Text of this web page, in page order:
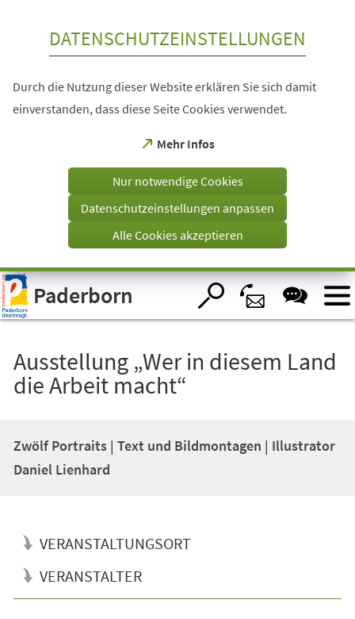
Visuelle
Assistenzsoftware
öffnen.
DATENSCHUTZEINSTELLUNGEN
Durch die Nutzung dieser Website erklären Sie sich damit
einverstanden, dass diese Seite Cookies verwendet.
Mehr Infos
(Öffnet
einem
Tab)
Nur notwendige Cookies
Datenschutzeinstellungen anpassen
Alle Cookies akzeptieren
Paderborn
Ausstellung „Wer in diesem Land
die Arbeit macht“
Zwölf Portraits | Text und Bildmontagen | Illustrator
Daniel Lienhard
VERANSTALTUNGSORT
VERANSTALTER